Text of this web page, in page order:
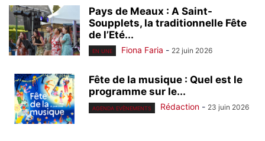
Pays de Meaux : A Saint-
Soupplets, la traditionnelle Fête
de l’Eté...
EN UNE Fiona Faria - 22 juin 2026
Fête de la musique : Quel est le
programme sur le...
AGENDA EVÈNEMENTS Rédaction - 23 juin 2026